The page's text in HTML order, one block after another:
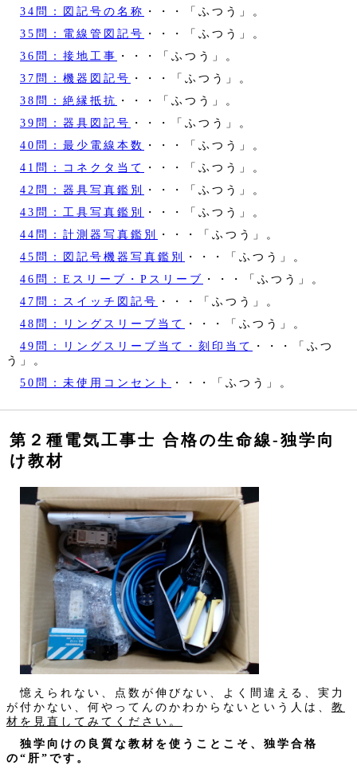
34問：図記号の名称 ・・・「ふつう」。
35問：電線管図記号 ・・・「ふつう」。
36問：接地工事 ・・・「ふつう」。
37問：機器図記号 ・・・「ふつう」。
38問：絶縁抵抗 ・・・「ふつう」。
39問：器具図記号 ・・・「ふつう」。
40問：最少電線本数
・・・「ふつう」。
41問：コネクタ当て
・・・「ふつう」。
42問：器具写真鑑別
・・・「ふつう」。
43問：工具写真鑑別
・・・「ふつう」。
44問：計測器写真鑑別
・・・「ふつう」。
45問：図記号機器写真鑑別
・・・「ふつう」。
46問：Eスリーブ・Pスリーブ ・・・「ふつう」。
47問：スイッチ図記号 ・・・「ふつう」。
48問：リングスリーブ当て
・・・「ふつう」。
49問：リングスリーブ当て・刻印当て
・・・「ふつ
う」。
50問：未使用コンセント
・・・「ふつう」。
第２種電気工事士 合格の生命線‐独学向
け教材
憶えられない、点数が伸びない、よく間違える、実力
が付かない、何やってんのかわからないという人は、 教
材を見直してみてください。
独学向けの良質な教材を使うことこそ、独学合格
の“肝”です。